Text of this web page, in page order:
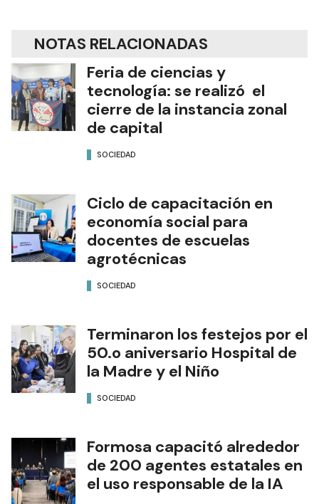
NOTAS RELACIONADAS
Feria de ciencias y
tecnología: se realizó el
cierre de la instancia zonal
de capital
SOCIEDAD
Ciclo de capacitación en
economía social para
docentes de escuelas
agrotécnicas
SOCIEDAD
Terminaron los festejos por el
50.o aniversario Hospital de
la Madre y el Niño
SOCIEDAD
Formosa capacitó alrededor
de 200 agentes estatales en
el uso responsable de la IA